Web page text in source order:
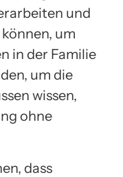
und
um
in der Familie
um die
wissen,
ohne
dass